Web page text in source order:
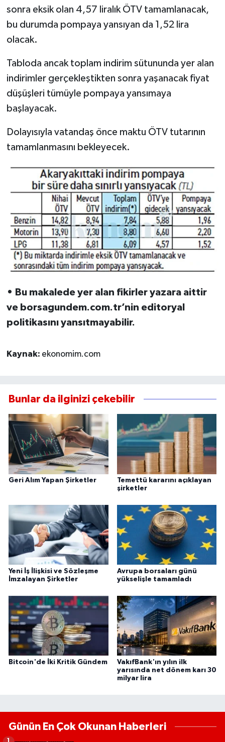
sonra eksik olan 4,57 liralık ÖTV tamamlanacak,
bu durumda pompaya yansıyan da 1,52 lira
olacak.
Tabloda ancak toplam indirim sütununda yer alan
indirimler gerçekleştikten sonra yaşanacak fiyat
düşüşleri tümüyle pompaya yansımaya
başlayacak.
Dolayısıyla vatandaş önce maktu ÖTV tutarının
tamamlanmasını bekleyecek.
• Bu makalede yer alan fikirler yazara aittir
ve borsagundem.com.tr’nin editoryal
politikasını yansıtmayabilir.
Kaynak: ekonomim.com
Bunlar da ilginizi çekebilir
Geri Alım Yapan Şirketler
Temettü kararını açıklayan
şirketler
Yeni İş İlişkisi ve Sözleşme
İmzalayan Şirketler
Avrupa borsaları günü
yükselişle tamamladı
Bitcoin'de İki Kritik Gündem
VakıfBank'ın yılın ilk
yarısında net dönem karı 30
milyar lira
Günün En Çok Okunan Haberleri